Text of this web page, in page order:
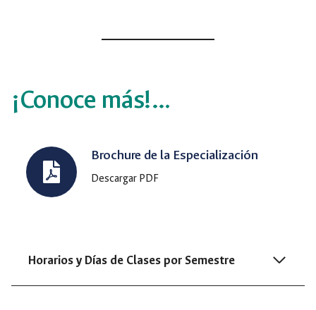
¡Conoce más!…
Brochure de la Especialización
Descargar PDF
Horarios y Días de Clases por Semestre